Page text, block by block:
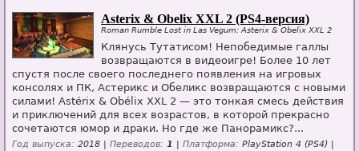
Asterix & Obelix XXL 2 (PS4-версия)
Roman Rumble Lost in Las Vegum: Asterix & Obelix XXL 2
Клянусь Тутатисом! Непобедимые галлы
возвращаются в видеоигре! Более 10 лет
спустя после своего последнего появления на игровых
консолях и ПК, Астерикс и Обеликс возвращаются с новыми
силами! Astérix & Obélix XXL 2 — это тонкая смесь действия
и приключений для всех возрастов, в которой прекрасно
сочетаются юмор и драки. Но где же Панорамикс?...
Год выпуска: 2018 | Переводов: 1 | Платформа: PlayStation 4 (PS4) |